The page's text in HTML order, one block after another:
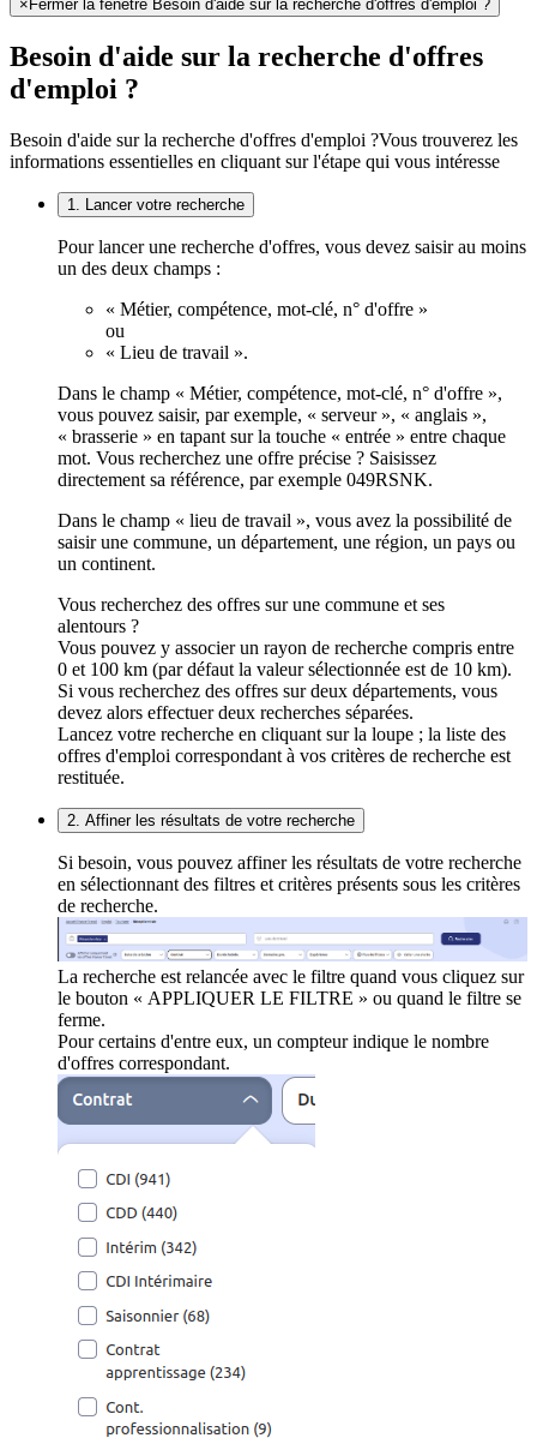
× Fermer la fenêtre Besoin d'aide sur la recherche d'offres d'emploi ?
Besoin d'aide sur la recherche d'offres
d'emploi ?
Besoin d'aide sur la recherche d'offres d'emploi ?Vous trouverez les
informations essentielles en cliquant sur l'étape qui vous intéresse
1. Lancer votre recherche
Pour lancer une recherche d'offres, vous devez saisir au moins
un des deux champs :
« Métier, compétence, mot-clé, n° d'offre »
ou
« Lieu de travail ».
Dans le champ « Métier, compétence, mot-clé, n° d'offre »,
vous pouvez saisir, par exemple, « serveur », « anglais »,
« brasserie » en tapant sur la touche « entrée » entre chaque
mot. Vous recherchez une offre précise ? Saisissez
directement sa référence, par exemple 049RSNK.
Dans le champ « lieu de travail », vous avez la possibilité de
saisir une commune, un département, une région, un pays ou
un continent.
Vous recherchez des offres sur une commune et ses
alentours ?
Vous pouvez y associer un rayon de recherche compris entre
0 et 100 km (par défaut la valeur sélectionnée est de 10 km).
Si vous recherchez des offres sur deux départements, vous
devez alors effectuer deux recherches séparées.
Lancez votre recherche en cliquant sur la loupe ; la liste des
offres d'emploi correspondant à vos critères de recherche est
restituée.
2. Affiner les résultats de votre recherche
Si besoin, vous pouvez affiner les résultats de votre recherche
en sélectionnant des filtres et critères présents sous les critères
de recherche.
La recherche est relancée avec le filtre quand vous cliquez sur
le bouton « APPLIQUER LE FILTRE » ou quand le filtre se
ferme.
Pour certains d'entre eux, un compteur indique le nombre
d'offres correspondant.